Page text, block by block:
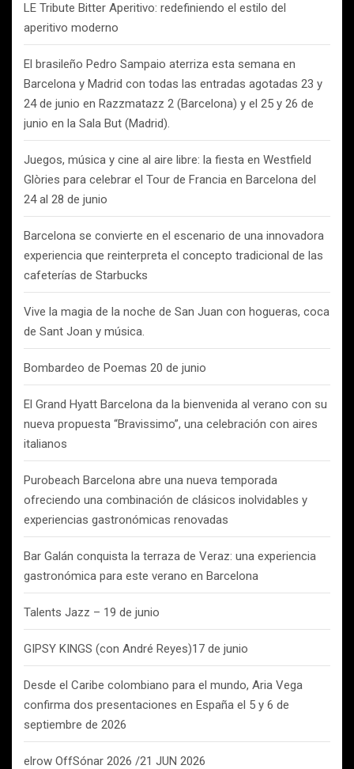
LE Tribute Bitter Aperitivo: redefiniendo el estilo del
aperitivo moderno
El brasileño Pedro Sampaio aterriza esta semana en
Barcelona y Madrid con todas las entradas agotadas 23 y
24 de junio en Razzmatazz 2 (Barcelona) y el 25 y 26 de
junio en la Sala But (Madrid).
Juegos, música y cine al aire libre: la fiesta en Westfield
Glòries para celebrar el Tour de Francia en Barcelona del
24 al 28 de junio
Barcelona se convierte en el escenario de una innovadora
experiencia que reinterpreta el concepto tradicional de las
cafeterías de Starbucks
Vive la magia de la noche de San Juan con hogueras, coca
de Sant Joan y música.
Bombardeo de Poemas 20 de junio
El Grand Hyatt Barcelona da la bienvenida al verano con su
nueva propuesta “Bravissimo”, una celebración con aires
italianos
Purobeach Barcelona abre una nueva temporada
ofreciendo una combinación de clásicos inolvidables y
experiencias gastronómicas renovadas
Bar Galán conquista la terraza de Veraz: una experiencia
gastronómica para este verano en Barcelona
Talents Jazz – 19 de junio
GIPSY KINGS (con André Reyes)17 de junio
Desde el Caribe colombiano para el mundo, Aria Vega
confirma dos presentaciones en España el 5 y 6 de
septiembre de 2026
elrow OffSónar 2026 /21 JUN 2026